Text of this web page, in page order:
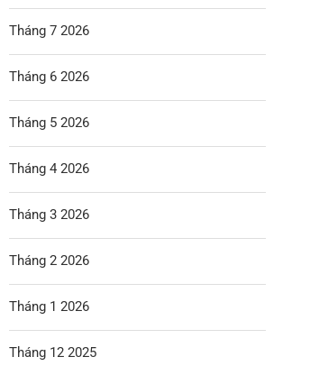
Tháng 7 2026
Tháng 6 2026
Tháng 5 2026
Tháng 4 2026
Tháng 3 2026
Tháng 2 2026
Tháng 1 2026
Tháng 12 2025